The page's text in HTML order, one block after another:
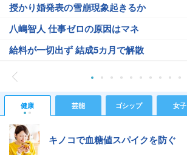
授かり婚発表の雪崩現象起きるか
八嶋智人 仕事ゼロの原因はマネ
給料が一切出ず 結成5カ月で解散
健康 芸能 ゴシップ 女子
キノコで血糖値スパイクを防ぐ